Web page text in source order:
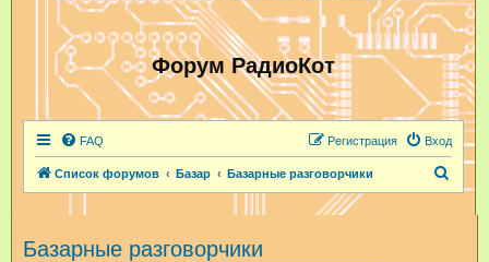
Форум РадиоКот
FAQ Вход
Регистрация
Список форумов Базар Базарные разговорчики
Базарные разговорчики